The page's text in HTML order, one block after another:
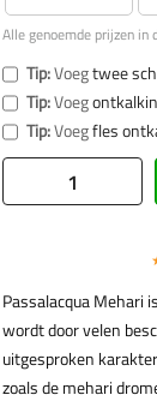
Alle genoemde prijzen in
Tip:Voegtwee
Tip:Voeg
Tip:Voegfles
Passalacqua Mehari
wordt door velen
uitgesproken
zoals de mehari